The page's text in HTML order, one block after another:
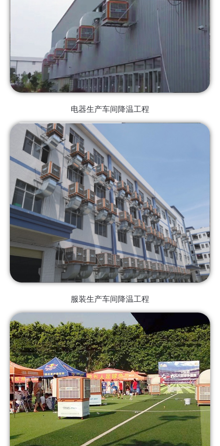
电器生产车间降温工程
服装生产车间降温工程